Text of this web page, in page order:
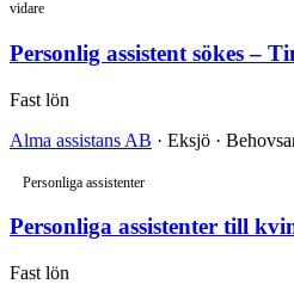
vidare
Personlig assistent sökes –
Fast lön
Alma assistans AB · Eksjö ·
Personliga assistenter
Personliga assistenter till
Fast lön